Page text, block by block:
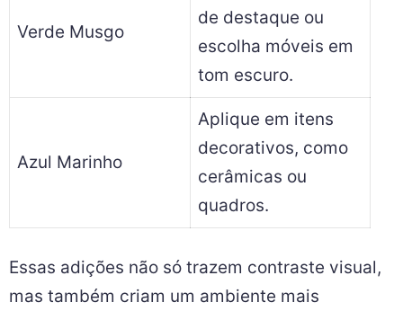
Verde Musgo
de destaque ou
escolha móveis em
tom escuro.
Azul Marinho
Aplique em itens
decorativos, como
cerâmicas ou
quadros.
Essas adições não só trazem contraste visual,
mas também criam um ambiente mais